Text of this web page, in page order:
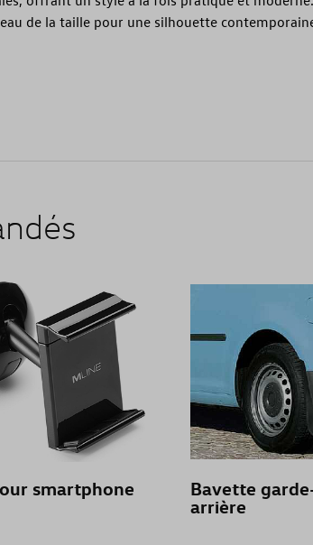
de la taille pour une silhouette
smartphone
Bavette
arrière